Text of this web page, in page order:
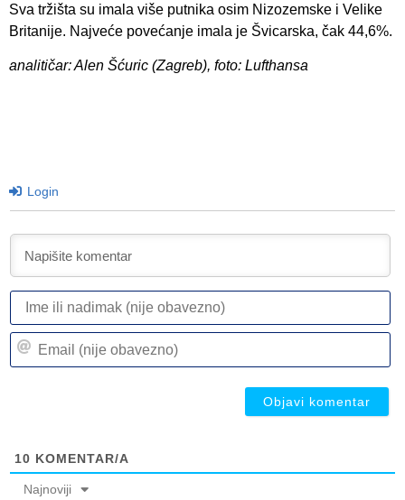
Sva tržišta su imala više putnika osim Nizozemske i Velike
Britanije. Najveće povećanje imala je Švicarska, čak 44,6%.
analitičar: Alen Šćuric (Zagreb), foto: Lufthansa
Login
10 KOMENTAR/A
Najnoviji